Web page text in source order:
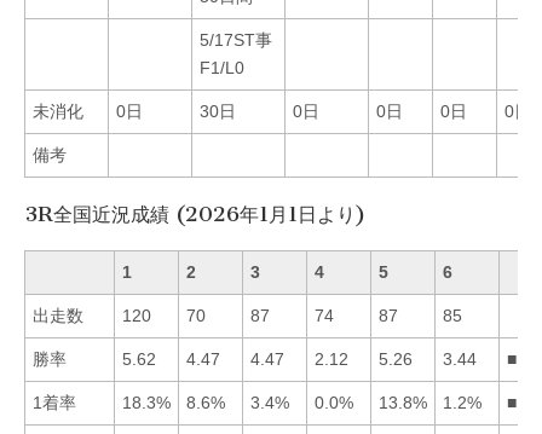
5/17ST事
F1/L0
未消化 0日 30日 0日 0日 0日 0日
備考
3R全国近況成績 (2026年1月1日より)
1 2 3 4 5 6
出走数 120 70 87 74 87 85
勝率 5.62 4.47 4.47 2.12 5.26 3.44
1着率 18.3% 8.6% 3.4% 0.0% 13.8% 1.2%